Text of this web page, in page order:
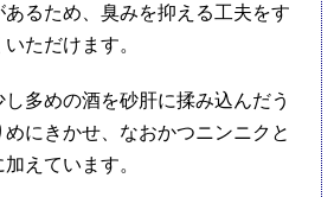
るため、臭みを抑える工夫をす
ただけます。
多めの酒を砂肝に揉み込んだう
にきかせ、なおかつニンニクと
えています。